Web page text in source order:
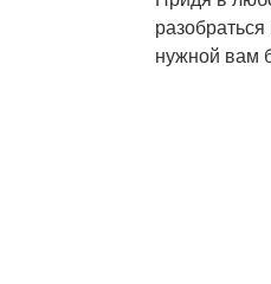
нужной вам